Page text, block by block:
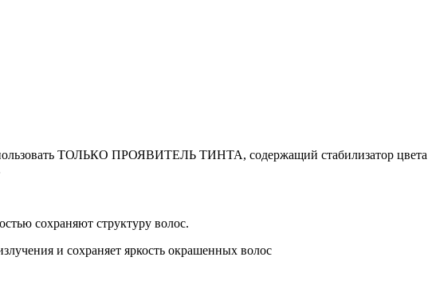
ТОЛЬКО ПРОЯВИТЕЛЬ ТИНТА, содержащий стабилизатор цвета
сохраняют структуру волос.
и сохраняет яркость окрашенных волос